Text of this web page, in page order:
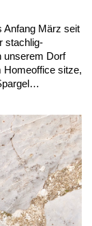
Anfang März seit
stachlig-
unserem Dorf
Homeoffice sitze,